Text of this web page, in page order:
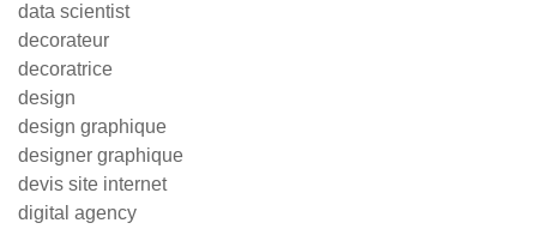
data scientist
decorateur
decoratrice
design
design graphique
designer graphique
devis site internet
digital agency